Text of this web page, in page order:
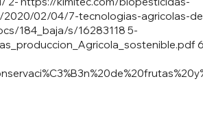
02/04/7-tecnologias-agricolas-
184_baja/s/16283118 5-